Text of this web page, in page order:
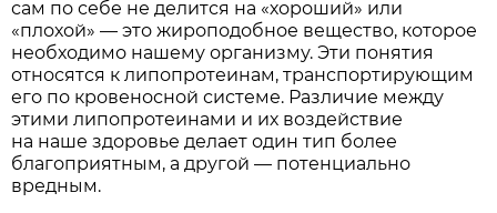
сам по себе не делится на «хороший» или
«плохой» — это жироподобное вещество, которое
необходимо нашему организму. Эти понятия
относятся к липопротеинам, транспортирующим
его по кровеносной системе. Различие между
этими липопротеинами и их воздействие
на наше здоровье делает один тип более
благоприятным, а другой — потенциально
вредным.